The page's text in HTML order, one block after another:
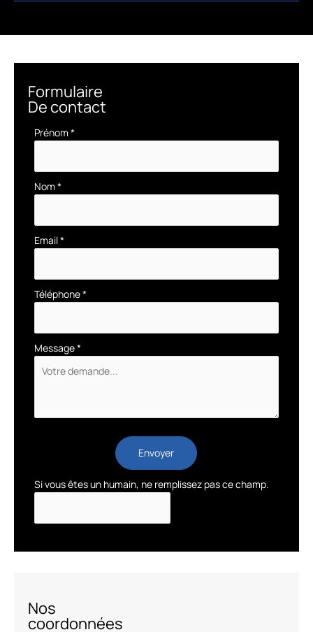
Formulaire
De contact
Formulaire
Prénom *
Nom *
Email*
Téléphone*
Message*
Envoyer
Si vous êtes un humain, ne remplissez pas ce champ.
Nos
coordonnées